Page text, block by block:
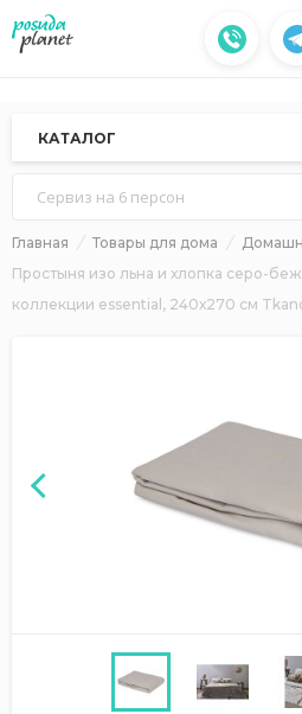
КАТАЛОГ
Сервиз на 6 персон
Главная Товары для дома
Простыня изо льна и хлопка серо-
коллекции essential, 240х270 см